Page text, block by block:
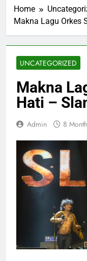
Home
Makna Lagu Orkes
UNCATEGORIZED
Makna
Hati –
Admin 8